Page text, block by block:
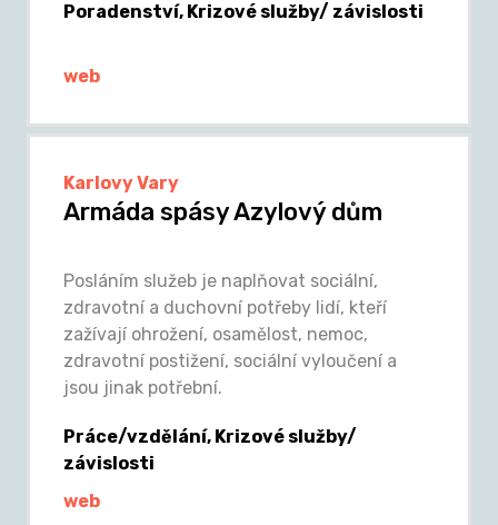
Poradenství, Krizové služby/ závislosti
web
Karlovy Vary
Armáda spásy Azylový dům
Posláním služeb je naplňovat sociální,
zdravotní a duchovní potřeby lidí, kteří
zažívají ohrožení, osamělost, nemoc,
zdravotní postižení, sociální vyloučení a
jsou jinak potřební.
Práce/vzdělání, Krizové služby/
závislosti
web